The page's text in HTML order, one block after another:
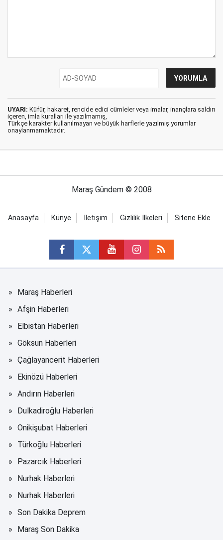
UYARI: Küfür, hakaret, rencide edici cümleler veya imalar, inançlara saldırı
içeren, imla kuralları ile yazılmamış,
Türkçe karakter kullanılmayan ve büyük harflerle yazılmış yorumlar
onaylanmamaktadır.
Maraş Gündem © 2008
Anasayfa Künye İletişim Gizlilik İlkeleri Sitene Ekle
Maraş Haberleri
Afşin Haberleri
Elbistan Haberleri
Göksun Haberleri
Çağlayancerit Haberleri
Ekinözü Haberleri
Andırın Haberleri
Dulkadiroğlu Haberleri
Onikişubat Haberleri
Türkoğlu Haberleri
Pazarcık Haberleri
Nurhak Haberleri
Nurhak Haberleri
Son Dakika Deprem
Maraş Son Dakika